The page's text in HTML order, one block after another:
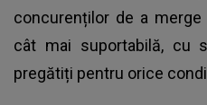
concurenților de a
cât mai suportabilă, cu
pregătiți pentru orice